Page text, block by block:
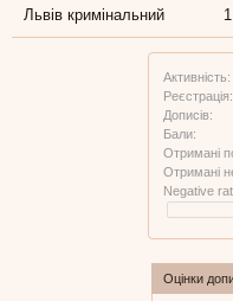
Активність:
Реєстрація:
Дописів:
Бали:
Отримані
Отримані
Negative
Оцінки
Львів кримінальний
1